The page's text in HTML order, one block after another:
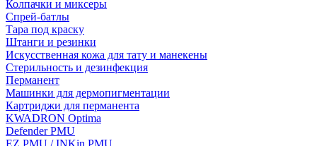
Колпачки и миксеры
Спрей-батлы
Тара под краску
Штанги и резинки
Искусственная кожа для тату и манекены
Стерильность и дезинфекция
Перманент
Машинки для дермопигментации
Картриджи для перманента
KWADRON Optima
Defender PMU
EZ PMU / INKin PMU